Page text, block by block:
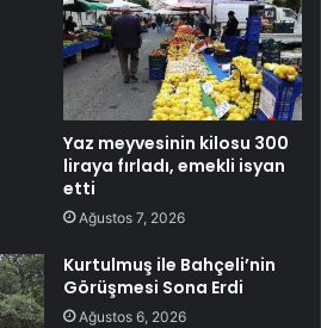
Yaz meyvesinin kilosu 300
liraya fırladı, emekli isyan
etti
Ağustos 7, 2026
Kurtulmuş ile Bahçeli’nin
Görüşmesi Sona Erdi
Ağustos 6, 2026